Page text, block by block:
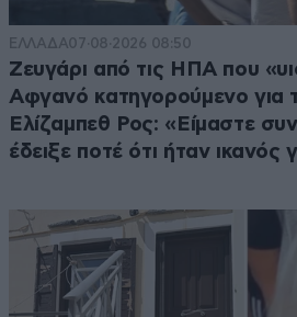
ΕΛΛΑΔΑ07·08·2026 08:50
Ζευγάρι από τις ΗΠΑ που
Αφγανό κατηγορούμενο για
Ελίζαμπεθ Ρος: «Είμαστε
έδειξε ποτέ ότι ήταν ικανός